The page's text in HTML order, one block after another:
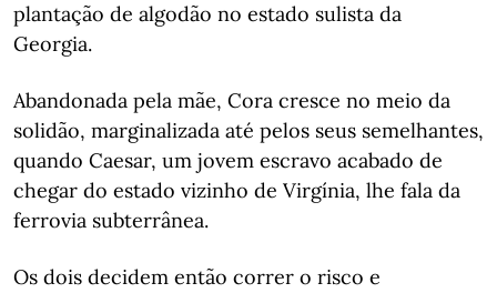
plantação de algodão no estado sulista da
Georgia.
Abandonada pela mãe, Cora cresce no meio da
solidão, marginalizada até pelos seus semelhantes,
quando Caesar, um jovem escravo acabado de
chegar do estado vizinho de Virgínia, lhe fala da
ferrovia subterrânea.
Os dois decidem então correr o risco e